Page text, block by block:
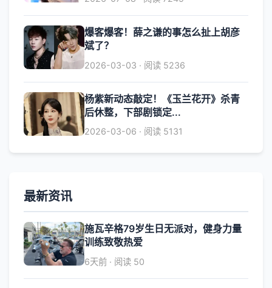
爆客爆客！薛之谦的事怎么扯上胡彦
斌了？
2026-03-03 · 阅读 5236
杨紫新动态敲定！《玉兰花开》杀青
后休整，下部剧锁定...
2026-03-06 · 阅读 5131
最新资讯
施瓦辛格79岁生日无派对，健身力量
训练致敬热爱
6天前 · 阅读 50